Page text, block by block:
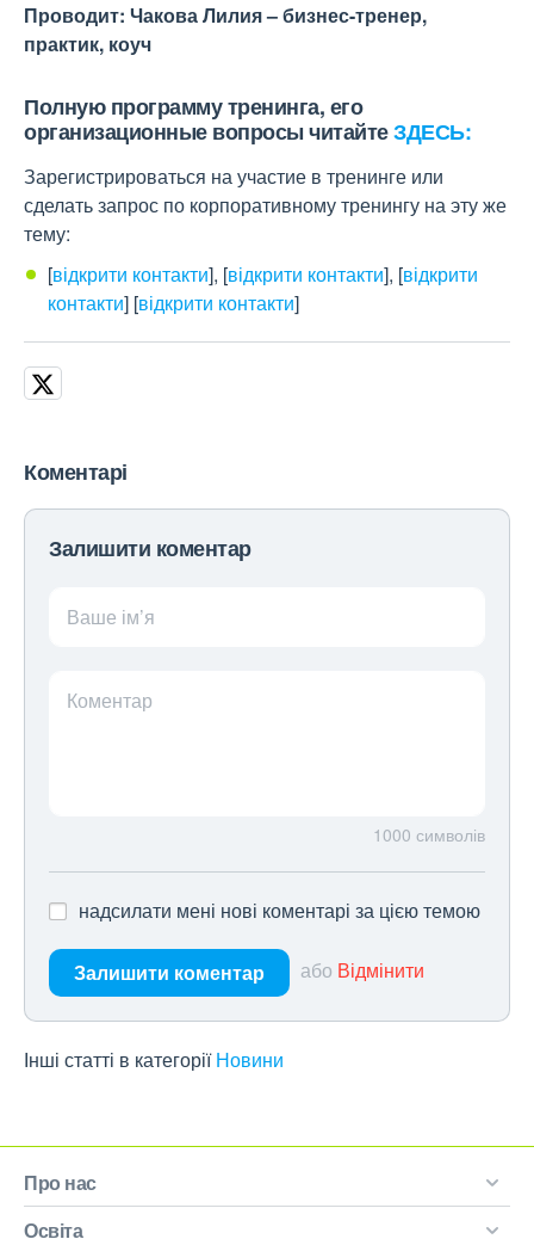
Проводит: Чакова Лилия – бизнес-тренер,
практик, коуч
Полную программу тренинга, его
организационные вопросы читайтеЗДЕСЬ:
Зарегистрироваться на участие в тренинге или
сделать запрос по корпоративному тренингу на эту же
тему:
[відкрити контакти], [відкрити контакти], [відкрити
контакти] [відкрити контакти]
Коментарі
Залишити коментар
Ваше ім’я
Коментар
1000 символів
надсилати мені нові коментарі за цією темою
Залишити коментар або Відмінити
Інші статті в категорії Новини
Про нас
Освіта